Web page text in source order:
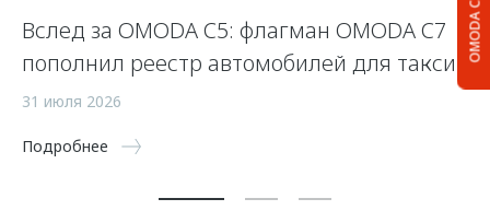
OMODA C5
Вслед за OMODA C5: флагман OMODA C7
пополнил реестр автомобилей для такси
31 июля 2026
Подробнее